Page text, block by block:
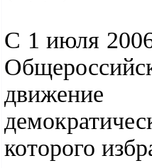
С 1 июля
которого